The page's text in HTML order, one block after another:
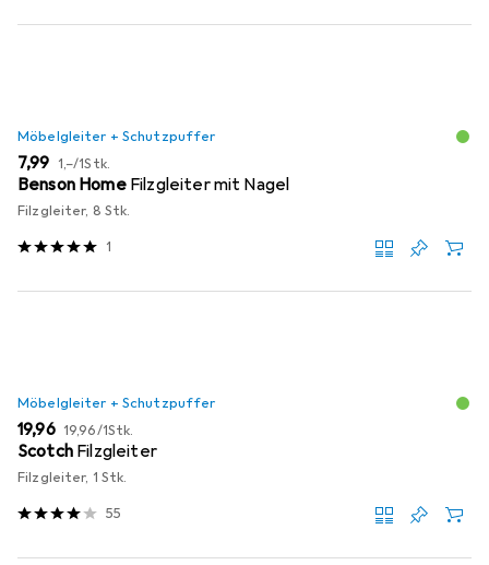
Möbelgleiter + Schutzpuffer
EUR
7,99 EUR
1,–/1Stk.
Benson Home Filzgleiter mit Nagel
Filzgleiter, 8 Stk.
1
Möbelgleiter + Schutzpuffer
EUR
19,96 EUR
19,96/1Stk.
Scotch Filzgleiter
Filzgleiter, 1 Stk.
55